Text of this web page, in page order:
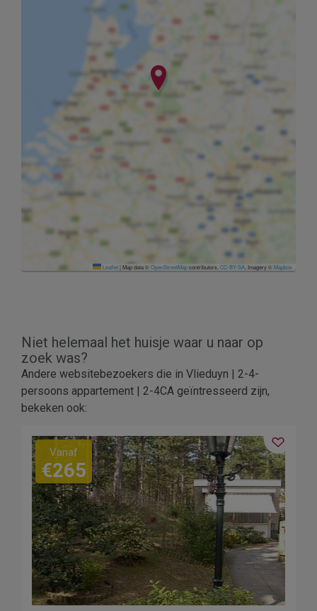
Leaflet|Map data ©OpenStreetMapcontributors,CC-BY-SA, Imagery ©Mapbox
Niet helemaal het huisje waar u naar op
zoek was?
Andere websitebezoekers die in Vlieduyn | 2-4-
persoons appartement | 2-4CA geïntresseerd zijn,
bekeken ook:
Vanaf
€265